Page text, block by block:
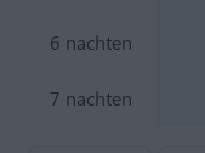
6 nachten
7 nachten